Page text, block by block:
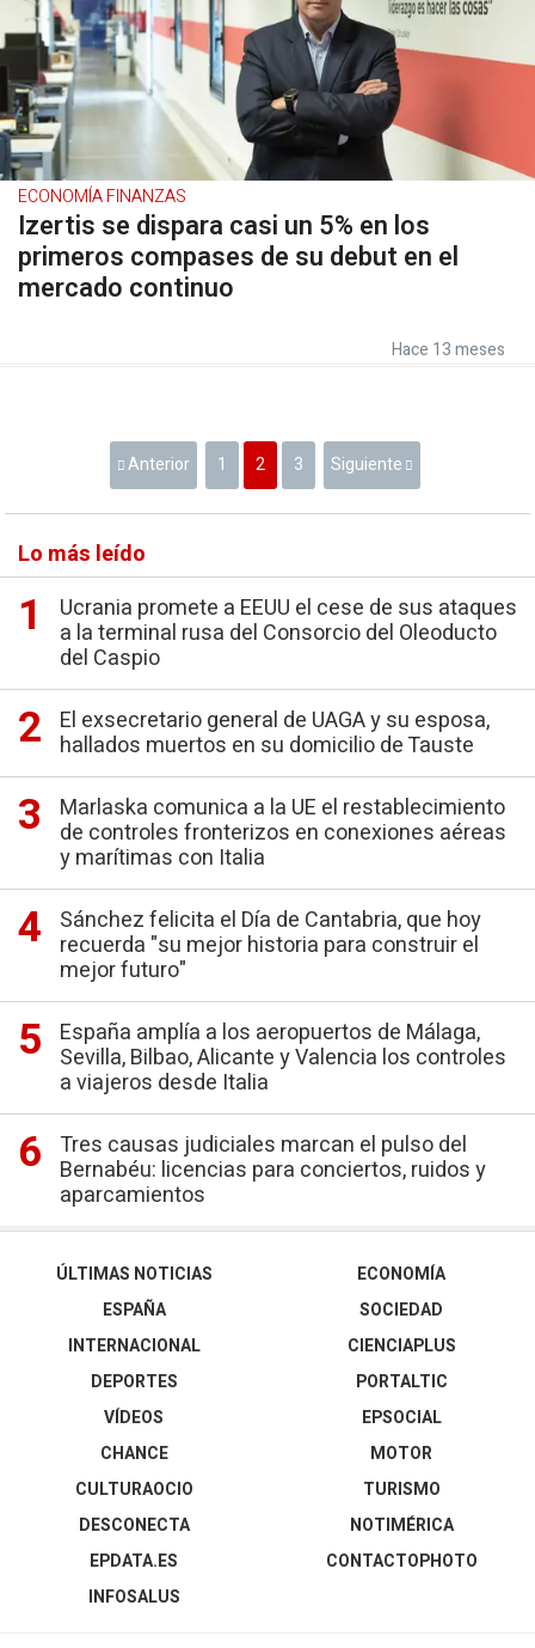
ECONOMÍA FINANZAS
Izertis se dispara casi un 5% en los
primeros compases de su debut en el
mercado continuo
Hace 13 meses
Anterior 1 2 3 Siguiente
Lo más leído
Ucrania promete a EEUU el cese de sus ataques
a la terminal rusa del Consorcio del Oleoducto
del Caspio
El exsecretario general de UAGA y su esposa,
hallados muertos en su domicilio de Tauste
Marlaska comunica a la UE el restablecimiento
de controles fronterizos en conexiones aéreas
y marítimas con Italia
Sánchez felicita el Día de Cantabria, que hoy
recuerda "su mejor historia para construir el
mejor futuro"
España amplía a los aeropuertos de Málaga,
Sevilla, Bilbao, Alicante y Valencia los controles
a viajeros desde Italia
Tres causas judiciales marcan el pulso del
Bernabéu: licencias para conciertos, ruidos y
aparcamientos
ÚLTIMAS NOTICIAS
ESPAÑA
INTERNACIONAL
DEPORTES
VÍDEOS
ECONOMÍA
SOCIEDAD
CIENCIAPLUS
PORTALTIC
EPSOCIAL
CHANCE
CULTURAOCIO
DESCONECTA
EPDATA.ES
INFOSALUS
MOTOR
TURISMO
NOTIMÉRICA
CONTACTOPHOTO